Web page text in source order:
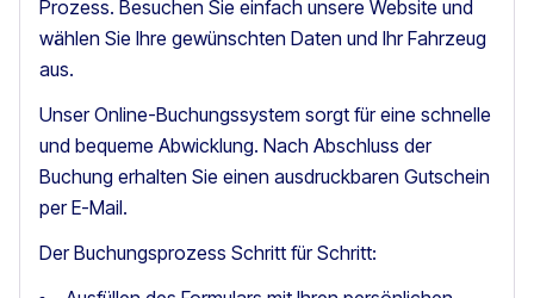
Prozess. Besuchen Sie einfach unsere Website und
wählen Sie Ihre gewünschten Daten und Ihr Fahrzeug
aus.
Unser Online-Buchungssystem sorgt für eine schnelle
und bequeme Abwicklung. Nach Abschluss der
Buchung erhalten Sie einen ausdruckbaren Gutschein
per E-Mail.
Der Buchungsprozess Schritt für Schritt: